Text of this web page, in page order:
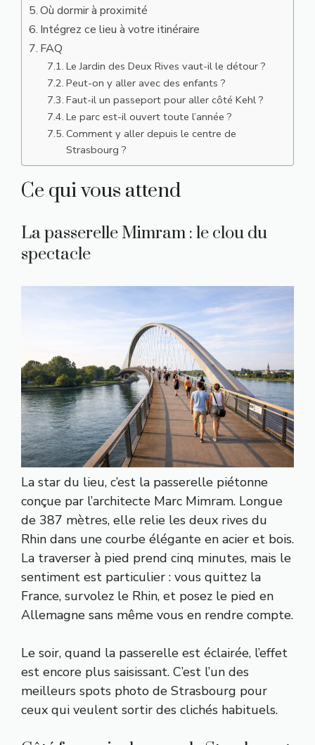
Où dormir à proximité
Intégrez ce lieu à votre itinéraire
FAQ
Le Jardin des Deux Rives vaut-il le détour ?
Peut-on y aller avec des enfants ?
Faut-il un passeport pour aller côté Kehl ?
Le parc est-il ouvert toute l’année ?
Comment y aller depuis le centre de
Strasbourg ?
Ce qui vous attend
La passerelle Mimram : le clou du
spectacle
La star du lieu, c’est la passerelle piétonne
conçue par l’architecte Marc Mimram. Longue
de 387 mètres, elle relie les deux rives du
Rhin dans une courbe élégante en acier et bois.
La traverser à pied prend cinq minutes, mais le
sentiment est particulier : vous quittez la
France, survolez le Rhin, et posez le pied en
Allemagne sans même vous en rendre compte.
Le soir, quand la passerelle est éclairée, l’effet
est encore plus saisissant. C’est l’un des
meilleurs spots photo de Strasbourg pour
ceux qui veulent sortir des clichés habituels.